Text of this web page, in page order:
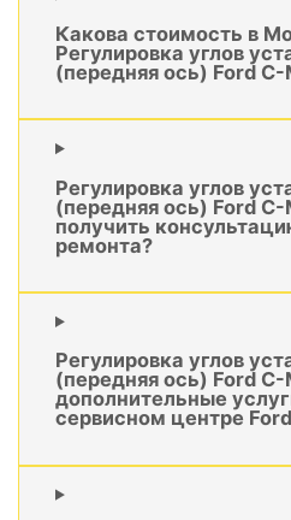
Какова стоимость в
Регулировка углов
(передняя ось) Ford C-
Регулировка углов
(передняя ось) Ford
получить
ремонта?
Регулировка углов
(передняя ось) Ford
дополнительные
сервисном центре